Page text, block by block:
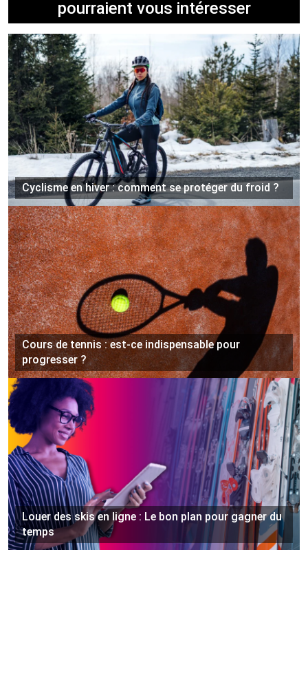
pourraient vous intéresser
Cyclisme en hiver : comment se protéger du froid ?
Cours de tennis : est-ce indispensable pour
progresser ?
Louer des skis en ligne : Le bon plan pour gagner du
temps